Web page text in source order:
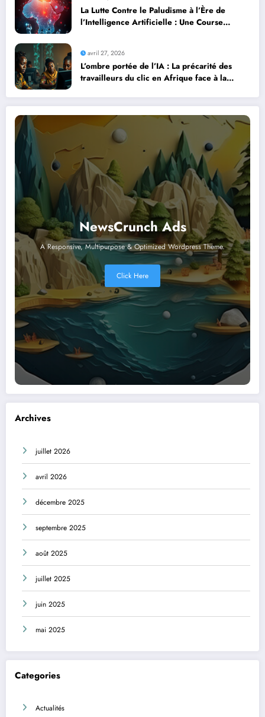
La Lutte Contre le Paludisme à l’Ère de
l’Intelligence Artificielle : Une Course
avril 27, 2026
L’ombre portée de l’IA : La précarité des
travailleurs du clic en Afrique face à la
NewsCrunch Ads
A Responsive, Multipurpose & Optimized Wordpress Theme.
Click Here
Archives
juillet 2026
avril 2026
décembre 2025
septembre 2025
août 2025
juillet 2025
juin 2025
mai 2025
Categories
Actualités